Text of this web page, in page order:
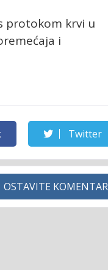
protokom krvi u
i
Twitter
OSTAVITE KOMENTAR